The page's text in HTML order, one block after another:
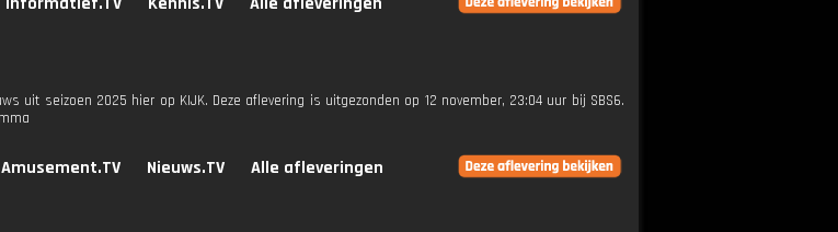
uit seizoen 2025 hier op KIJK. Deze aflevering is uitgezonden op 12 november, 23:04 uur bij SBS6.
Amusement.TV Nieuws.TV Alle afleveringen